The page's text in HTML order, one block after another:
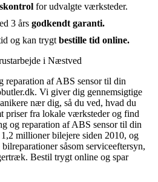
for udvalgte værksteder.
3 års godkendt garanti.
og kan trygt bestille tid online.
i Næstved
reparation af ABS sensor til din
Vi giver dig gennemsigtige
nær dig, så du ved, hvad du
priser fra lokale værksteder og find
og reparation af ABS sensor til din
millioner bilejere siden 2010, og
såsom serviceeftersyn,
Bestil trygt online og spar